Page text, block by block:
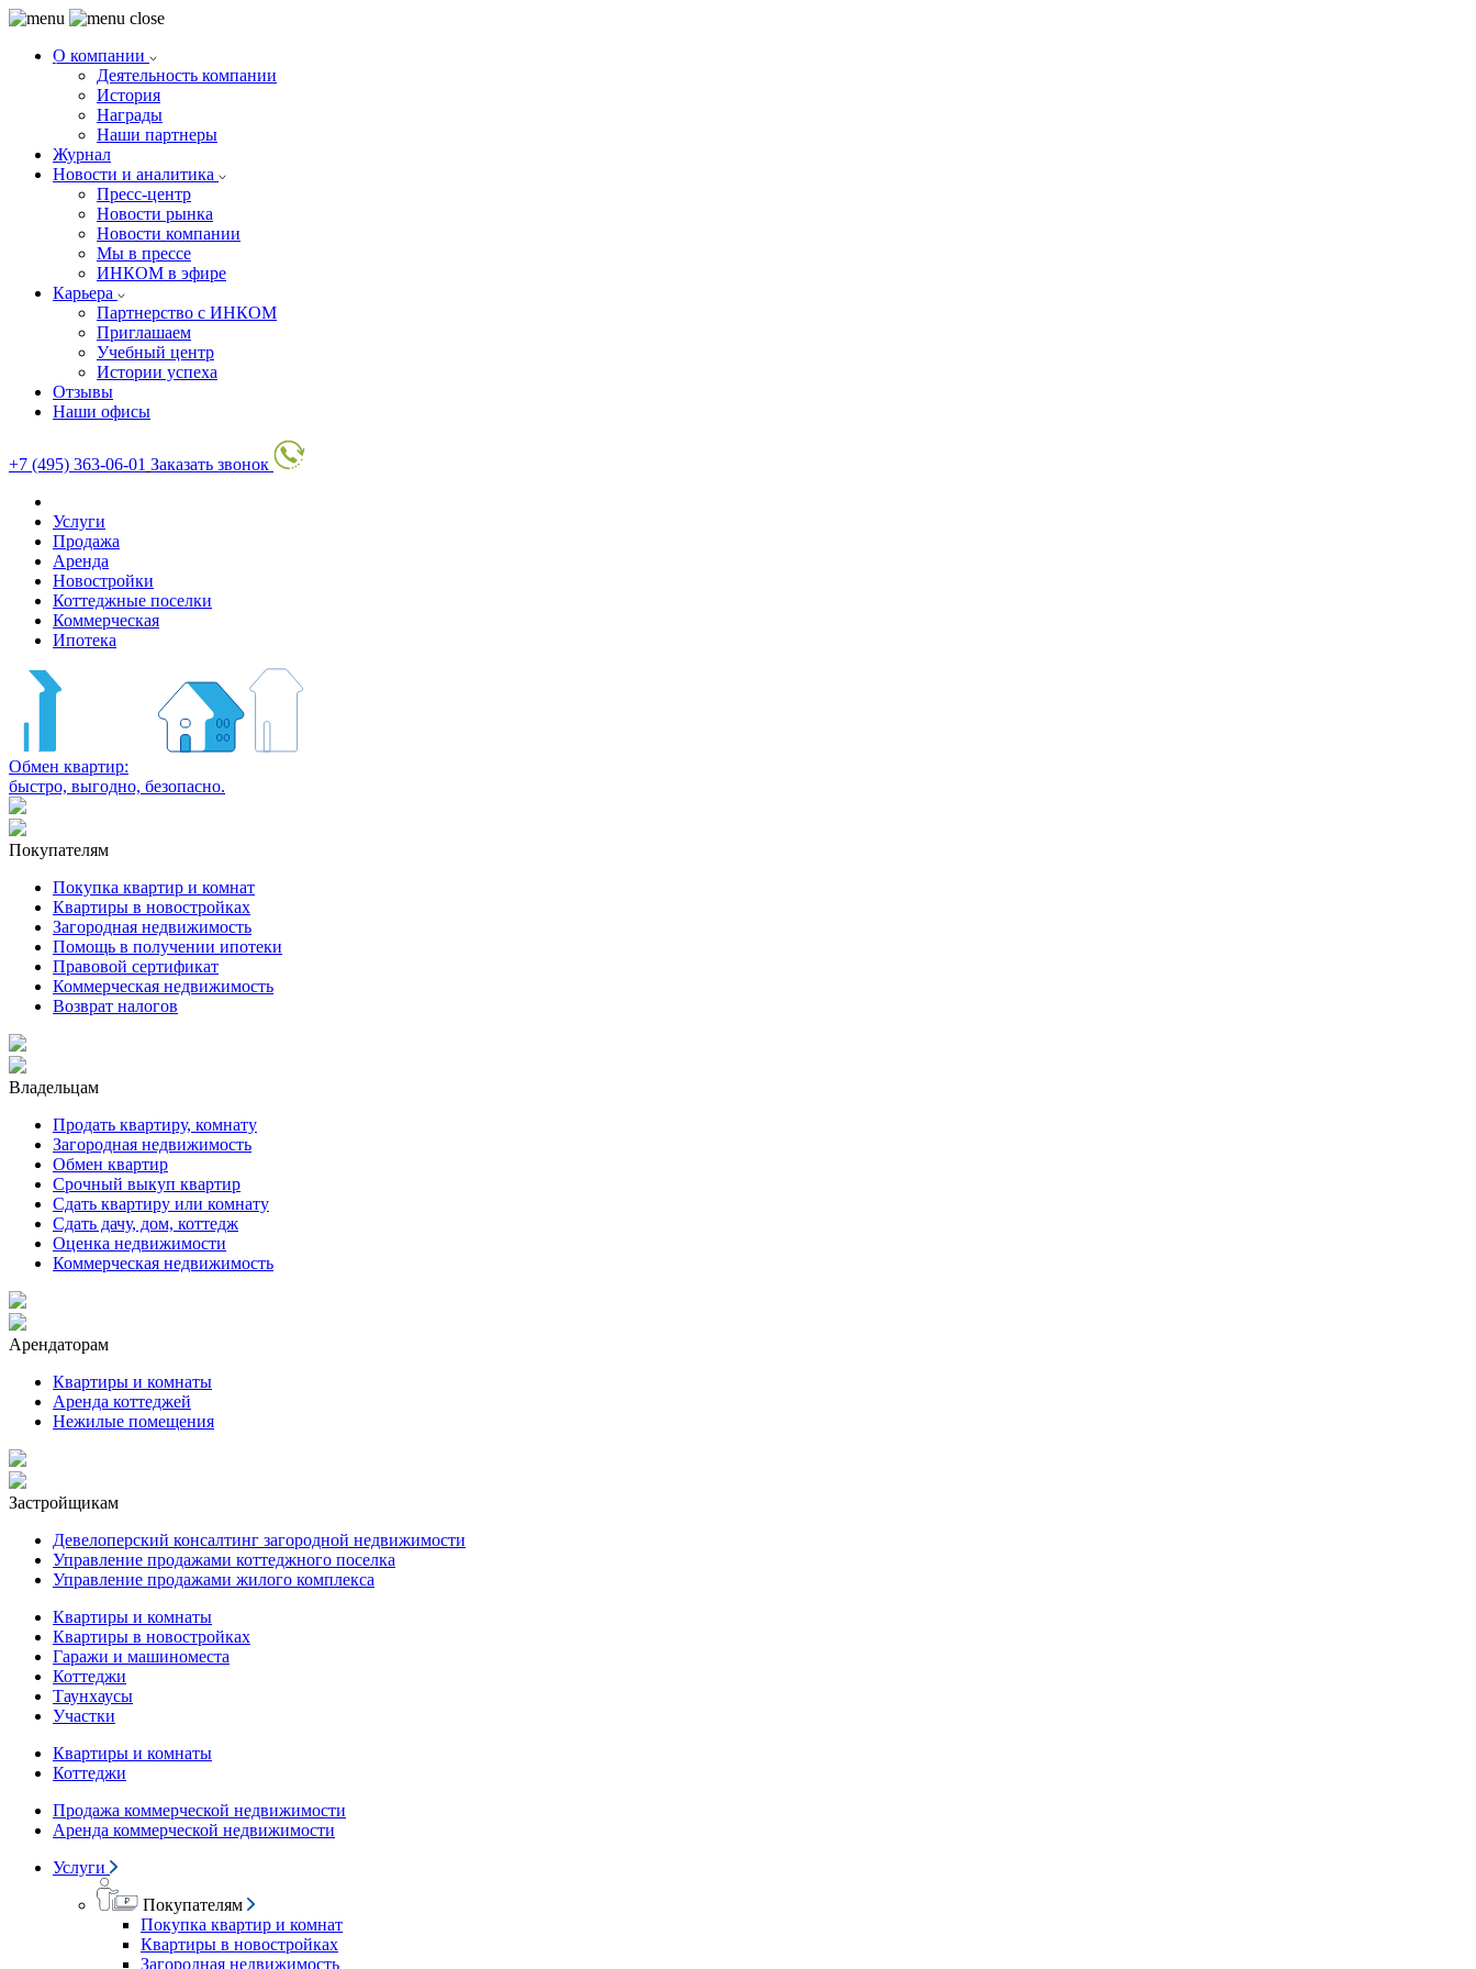
О компании
Деятельность компании
История
Награды
Наши партнеры
Журнал
Новости и аналитика
Пресс-центр
Новости рынка
Новости компании
Мы в прессе
ИНКОМ в эфире
Карьера
Партнерство с ИНКОМ
Приглашаем
Учебный центр
Истории успеха
Отзывы
Наши офисы
+7 (495) 363-06-01 Заказать звонок
Услуги
Продажа
Аренда
Новостройки
Коттеджные поселки
Коммерческая
Ипотека
Обмен квартир:
быстро, выгодно, безопасно.
Покупателям
Покупка квартир и комнат
Квартиры в новостройках
Загородная недвижимость
Помощь в получении ипотеки
Правовой сертификат
Коммерческая недвижимость
Возврат налогов
Владельцам
Продать квартиру, комнату
Загородная недвижимость
Обмен квартир
Срочный выкуп квартир
Сдать квартиру или комнату
Сдать дачу, дом, коттедж
Оценка недвижимости
Коммерческая недвижимость
Арендаторам
Квартиры и комнаты
Аренда коттеджей
Нежилые помещения
Застройщикам
Девелоперский консалтинг загородной недвижимости
Управление продажами коттеджного поселка
Управление продажами жилого комплекса
Квартиры и комнаты
Квартиры в новостройках
Гаражи и машиноместа
Коттеджи
Таунхаусы
Участки
Квартиры и комнаты
Коттеджи
Продажа коммерческой недвижимости
Аренда коммерческой недвижимости
Услуги
Покупателям
Покупка квартир и комнат
Квартиры в новостройках
Загородная недвижимость
фото